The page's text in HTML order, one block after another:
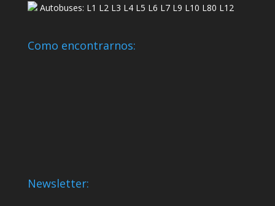
Autobuses: L1 L2 L3 L4 L5 L6 L7 L9 L10 L80 L12
Como encontrarnos:
Newsletter: